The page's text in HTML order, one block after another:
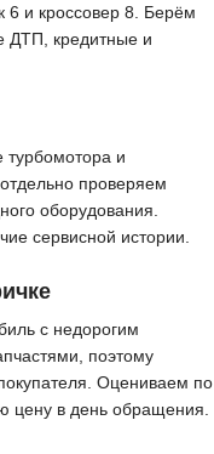
6 и кроссовер 8. Берём
ДТП, кредитные и
турбомотора и
проверяем
оборудования.
сервисной истории.
с недорогим
поэтому
Оцениваем по
цену в день обращения.